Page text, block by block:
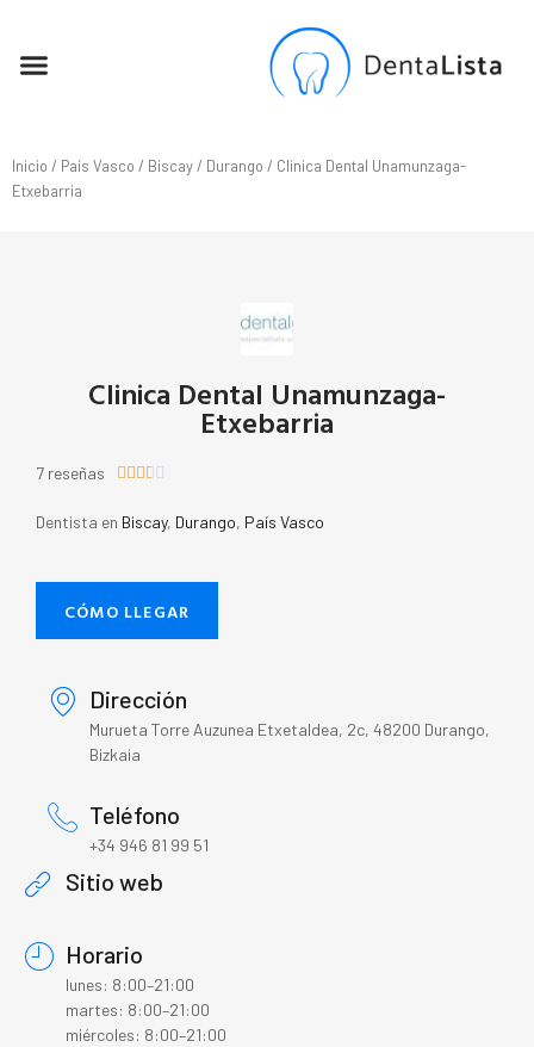
Inicio / País Vasco / Biscay/ Durango / Clinica Dental Unamunzaga-
Etxebarria
Clinica Dental Unamunzaga-
Etxebarria
7 reseñas     
Dentista en Biscay, Durango, País Vasco
CÓMO LLEGAR
Dirección
Murueta Torre Auzunea Etxetaldea, 2c, 48200 Durango,
Bizkaia
Teléfono
+34 946 81 99 51
Sitio web
Horario
lunes: 8:00–21:00
martes: 8:00–21:00
miércoles: 8:00–21:00